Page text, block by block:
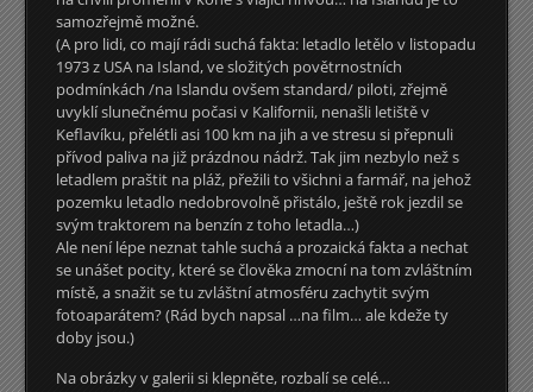
samozřejmě možné.
(A pro lidi, co mají rádi suchá fakta: letadlo letělo v listopadu
1973 z USA na Island, ve složitých povětrnostních
podmínkách /na Islandu ovšem standard/ piloti, zřejmě
uvyklí slunečnému počasi v Kalifornii, nenašli letiště v
Keflavíku, přelétli asi 100 km na jih a ve stresu si přepnuli
přívod paliva na již prázdnou nádrž. Tak jim nezbylo než s
letadlem praštit na pláž, přežili to všichni a farmář, na jehož
pozemku letadlo nedobrovolně přistálo, ještě rok jezdil se
svým traktorem na benzín z toho letadla…)
Ale není lépe neznat tahle suchá a prozaická fakta a nechat
se unášet pocity, které se člověka zmocní na tom zvláštním
místě, a snažit se tu zvláštní atmosféru zachytit svým
fotoaparátem? (Rád bych napsal …na film… ale kdeže ty
doby jsou.)
Na obrázky v galerii si klepněte, rozbalí se celé…